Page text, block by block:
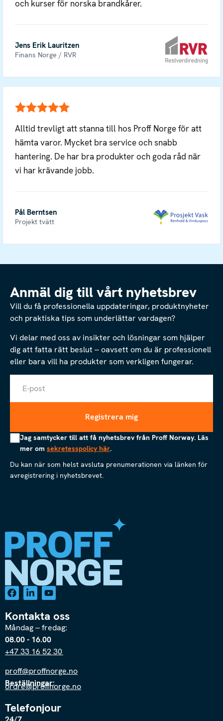
och kurser för norska brandkårer.
Jens Erik Lauritzen
Finans Norge / RVR
Alltid trevligt att stanna till hos Proff Norge för att
hämta varor. Mycket bra service och snabb
hantering. De har bra produkter och goda råd när
vi har krävande jobb.
Pål Berntsen
Projekt tvätt
Anmäl dig till vårt nyhetsbrev
Vill du få professionella uppdateringar, produktnyheter
och praktiska tips som underlättar vardagen?
Vi delar med oss av insikter och lösningar som hjälper
dig att fatta rätt beslut – oavsett om du är professionell
eller bara vill ha produkter som verkligen fungerar.
Jag samtycker till att få nyhetsbrev från Proff Norway. Läs
mer om sekretesspolicy här.
Du kan när som helst avsluta prenumerationen via länken för
avregistrering i nyhetsbrevet.
Kontakta oss
Måndag – fredag:
08.00 - 16.00
+47 33 16 52 30
proff@proffnorge.no
Beställningar:
ordre@proffnorge.no
Telefonjour